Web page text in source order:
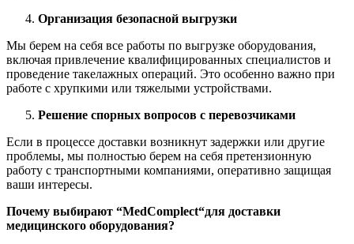
Организация безопасной выгрузки
Мы берем на себя все работы по выгрузке оборудования,
включая привлечение квалифицированных специалистов и
проведение такелажных операций. Это особенно важно при
работе с хрупкими или тяжелыми устройствами.
Решение спорных вопросов с перевозчиками
Если в процессе доставки возникнут задержки или другие
проблемы, мы полностью берем на себя претензионную
работу с транспортными компаниями, оперативно защищая
ваши интересы.
Почему выбирают “MedComplect“для доставки
медицинского оборудования?